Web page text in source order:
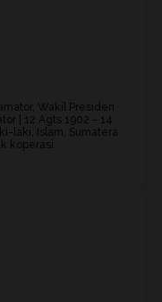
Wakil Presiden
| 12 Agts 1902 - 14
laki, Islam, Sumatera
koperasi